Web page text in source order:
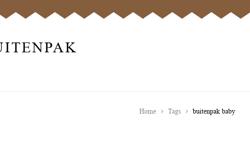
Home Tags buitenpak baby